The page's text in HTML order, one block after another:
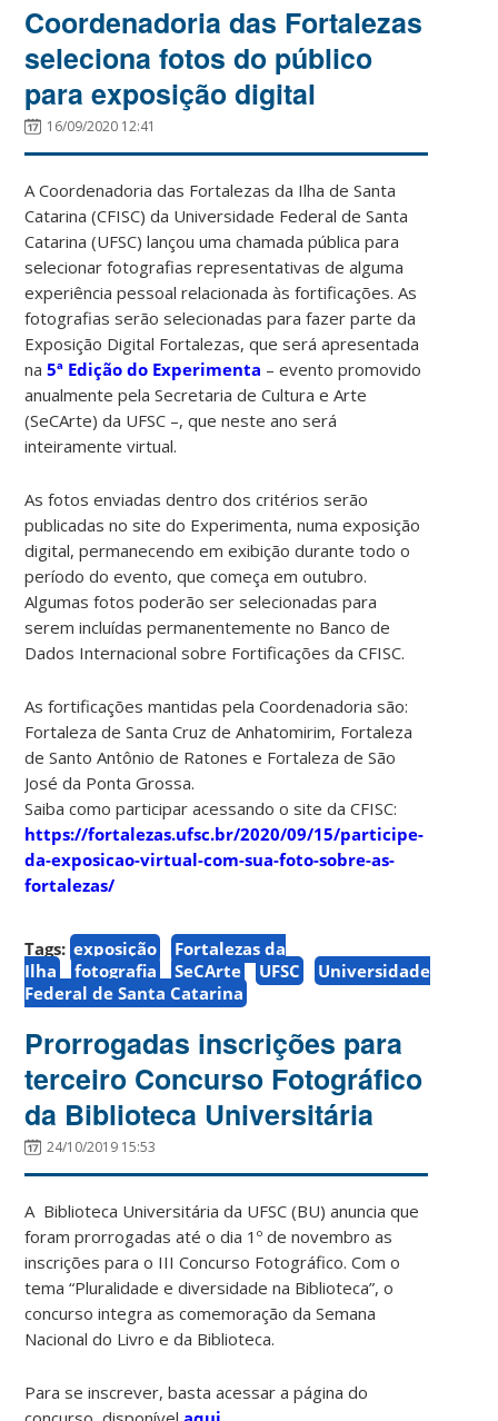
Coordenadoria das Fortalezas
seleciona fotos do público
para exposição digital
16/09/2020 12:41
A Coordenadoria das Fortalezas da Ilha de Santa
Catarina (CFISC) da Universidade Federal de Santa
Catarina (UFSC) lançou uma chamada pública para
selecionar fotografias representativas de alguma
experiência pessoal relacionada às fortificações. As
fotografias serão selecionadas para fazer parte da
Exposição Digital Fortalezas, que será apresentada
na5ª Edição do Experimenta – evento promovido
anualmente pela Secretaria de Cultura e Arte
(SeCArte) da UFSC –, que neste ano será
inteiramente virtual.
As fotos enviadas dentro dos critérios serão
publicadas no site do Experimenta, numa exposição
digital, permanecendo em exibição durante todo o
período do evento, que começa em outubro.
Algumas fotos poderão ser selecionadas para
serem incluídas permanentemente no Banco de
Dados Internacional sobre Fortificações da CFISC.
As fortificações mantidas pela Coordenadoria são:
Fortaleza de Santa Cruz de Anhatomirim, Fortaleza
de Santo Antônio de Ratones e Fortaleza de São
José da Ponta Grossa.
Saiba como participar acessando o site da CFISC:
https://fortalezas.ufsc.br/2020/09/15/participe-
da-exposicao-virtual-com-sua-foto-sobre-as-
fortalezas/
Tags: exposição
Fortalezas da
Ilha
fotografia SeCArte UFSC
Universidade
Federal de Santa Catarina
Prorrogadas inscrições para
terceiro Concurso Fotográfico
da Biblioteca Universitária
24/10/2019 15:53
A Biblioteca Universitária da UFSC (BU) anuncia que
foram prorrogadas até o dia 1º de novembro as
inscrições para o III Concurso Fotográfico. Com o
tema “Pluralidade e diversidade na Biblioteca”, o
concurso integra as comemoração da Semana
Nacional do Livro e da Biblioteca.
Para se inscrever, basta acessar a página do